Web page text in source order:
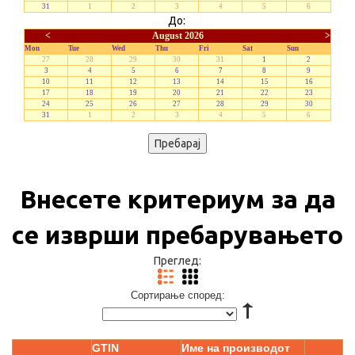
31
1 2 3 4 5 6
До:
< August 2026 >
Mon Tue Wed Thu Fri Sat
Sun
27
28 29 30 31 1
2
3
4 5 6 7 8
9
10
11 12 13 14 15
16
17
18 19 20 21 22
23
24
25 26 27 28 29
30
31
1 2 3 4 5 6
Внесете критериум за да
се изврши пребарувањето
Преглед:
Сортирање според:
GTIN
Име на производот